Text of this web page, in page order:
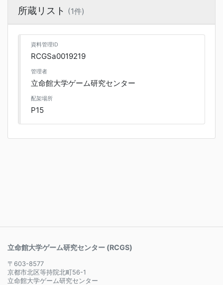
所蔵リスト (1件)
資料管理ID
RCGSa0019219
管理者
立命館大学ゲーム研究センター
配架場所
P15
立命館大学ゲーム研究センター (RCGS)
〒603-8577
京都市北区等持院北町56-1
立命館大学ゲーム研究センター